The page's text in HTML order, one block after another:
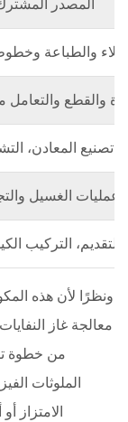
المصدر
والطباعة
والقطع
تصنيع المعادن،
عمليات الغسيل
التقديم، التركيب
ونظرًا لأن هذه
معالجة غاز
من خطوة
الملوثات
الامتزاز